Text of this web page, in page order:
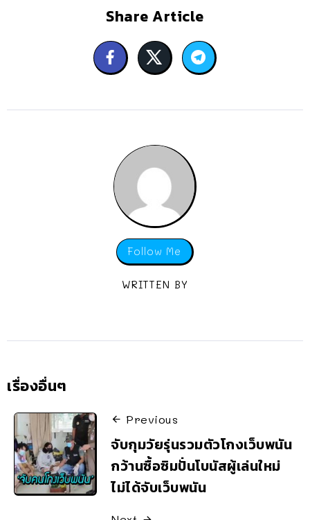
Share Article
Follow Me
WRITTEN BY
เรื่องอื่นๆ
Previous
จับกุมวัยรุ่นรวมตัวโกงเว็บพนัน
กว้านซื้อซิมปั่นโบนัสผู้เล่นใหม่
ไม่ได้จับเว็บพนัน